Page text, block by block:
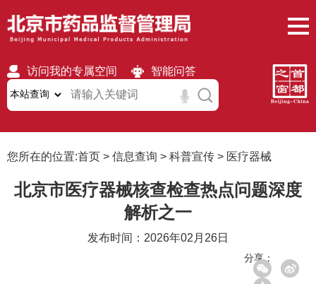
访问我的专属空间 智能问答
无障碍 繁體 移动版
您所在的位置:首页 > 信息查询 > 科普宣传 > 医疗器械
北京市医疗器械核查检查热点问题深度
解析之一
发布时间：2026年02月26日
分享：